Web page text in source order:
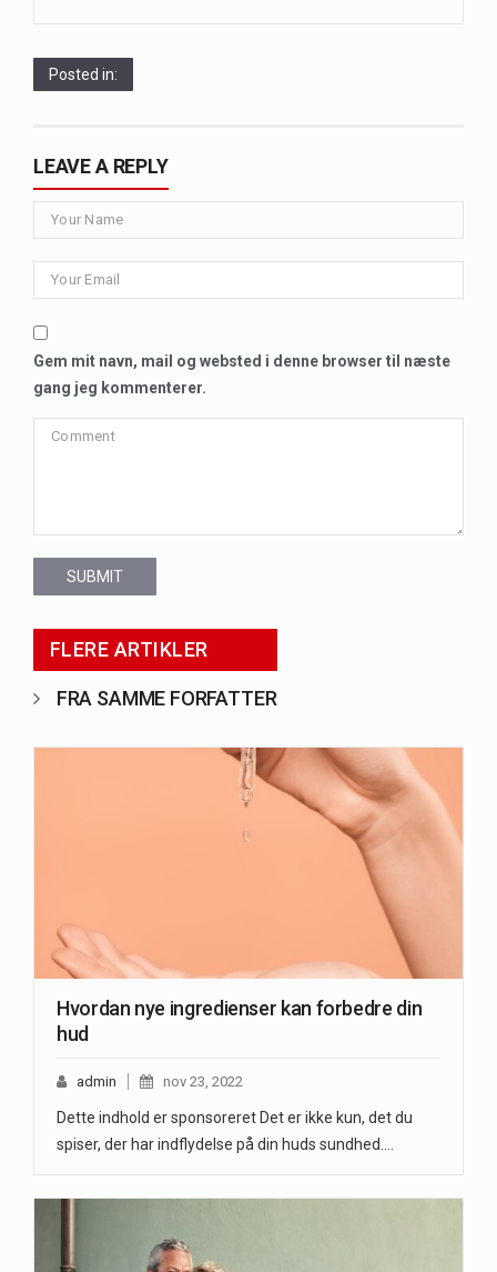
Posted in:
LEAVE A REPLY
Gem mit navn, mail og websted i denne browser til næste
gang jeg kommenterer.
SUBMIT
FLERE ARTIKLER
FRA SAMME FORFATTER
Hvordan nye ingredienser kan forbedre din
hud
admin nov 23, 2022
Dette indhold er sponsoreret Det er ikke kun, det du
spiser, der har indflydelse på din huds sundhed.…